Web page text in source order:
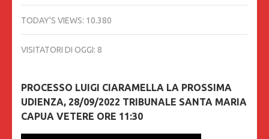
TODAY'S VIEWS: 10.380
VISITATORI DI OGGI: 8
PROCESSO LUIGI CIARAMELLA LA PROSSIMA
UDIENZA, 28/09/2022 TRIBUNALE SANTA MARIA
CAPUA VETERE ORE 11:30